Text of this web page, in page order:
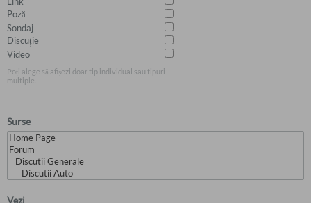
Poză
Sondaj
Discuție
Video
Poți alege să afișezi doar tip individual sau tipuri
multiple.
Surse
Vezi